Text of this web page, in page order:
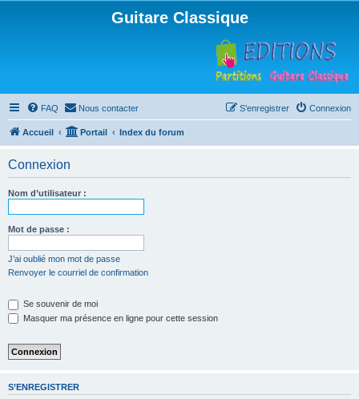
Guitare Classique
FAQ Nous contacter Connexion
S’enregistrer
Accueil Portail Index du forum
Connexion
Nom d’utilisateur :
Mot de passe :
J’ai oublié mon mot de passe
Renvoyer le courriel de confirmation
Se souvenir de moi
Masquer ma présence en ligne pour cette session
S’ENREGISTRER